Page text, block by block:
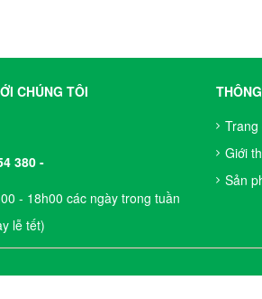
CHÚNG TÔI
380 -
- 18h00 các ngày trong tuần
lễ tết)
Trang
Giới
Sản